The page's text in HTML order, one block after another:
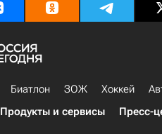
Биатлон ЗОЖ Хоккей
Продукты и сервисы Пресс-